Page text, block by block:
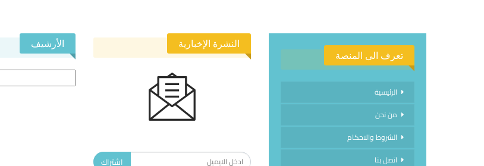
تعرف الى المنصة
الرئيسية
من نحن
الشروط والاحكام
اتصل بنا
النشرة الإخبارية
اشتراك
الأرشيف